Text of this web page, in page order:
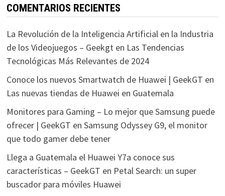
COMENTARIOS RECIENTES
La Revolución de la Inteligencia Artificial en la Industria
de los Videojuegos – Geekgten Las Tendencias
Tecnológicas Más Relevantes de 2024
Conoce los nuevos Smartwatch de Huawei | GeekGT en
Las nuevas tiendas de Huawei en Guatemala
Monitores para Gaming – Lo mejor que Samsung puede
ofrecer | GeekGT en Samsung Odyssey G9, el monitor
que todo gamer debe tener
Llega a Guatemala el Huawei Y7a conoce sus
características – GeekGT en Petal Search: un super
buscador para móviles Huawei